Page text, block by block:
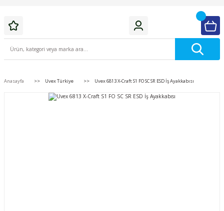
Anasayfa Uvex Türkiye Uvex 6813 X-Craft S1 FO SC SR ESD İş Ayakkabısı